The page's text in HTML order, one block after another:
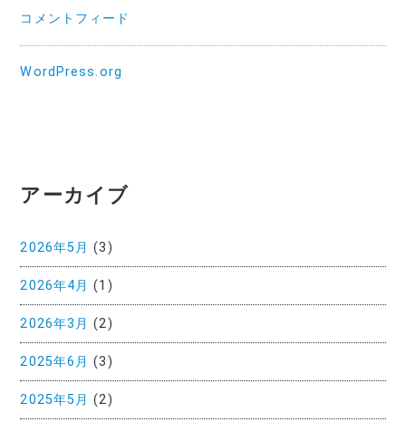
コメントフィード
WordPress.org
アーカイブ
2026年5月 (3)
2026年4月 (1)
2026年3月 (2)
2025年6月 (3)
2025年5月 (2)